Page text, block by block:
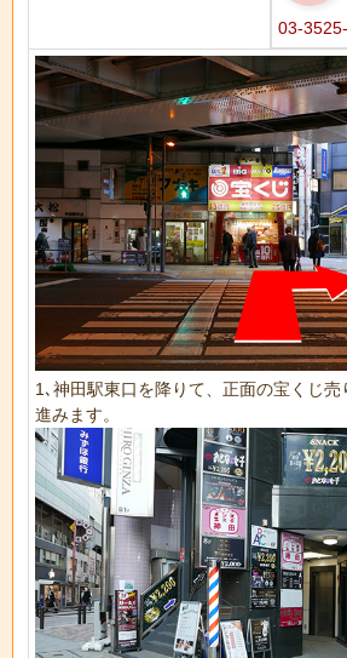
03-
1､神田駅東口を降りて、正面の宝くじ
進みます。